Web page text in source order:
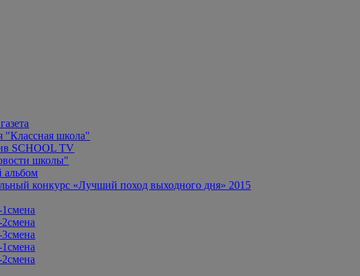
"Классная школа"
SCHOOL TV
школы"
конкурс «Лучший поход выходного дня» 2015